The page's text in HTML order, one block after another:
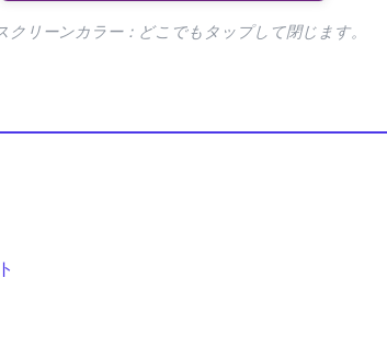
クリーンカラー：どこでもタップして閉じます。